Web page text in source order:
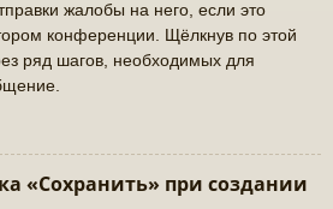
жалобы на него, если это
конференции. Щёлкнув по этой
ряд шагов, необходимых для
«Сохранить» при создании